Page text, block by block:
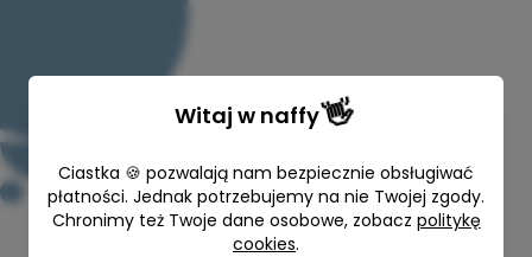
Przygotowanie do egzaminu
Witaj w naffy👋
Ciastka 🍪 pozwalają nam bezpiecznie obsługiwać
płatności. Jednak potrzebujemy na nie Twojej zgody.
Chronimy też Twoje dane osobowe, zobacz politykę
cookies.